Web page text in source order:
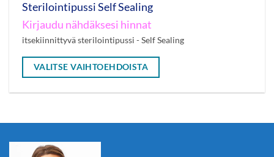
Sterilointipussi Self Sealing
Kirjaudu nähdäksesi hinnat
itsekiinnittyvä sterilointipussi - Self Sealing
VALITSE VAIHTOEHDOISTA